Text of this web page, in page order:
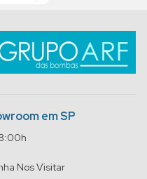
em SP
Nos Visitar